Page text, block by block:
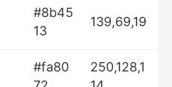
#8b45
13
139,69,19
#fa80
250,128,1